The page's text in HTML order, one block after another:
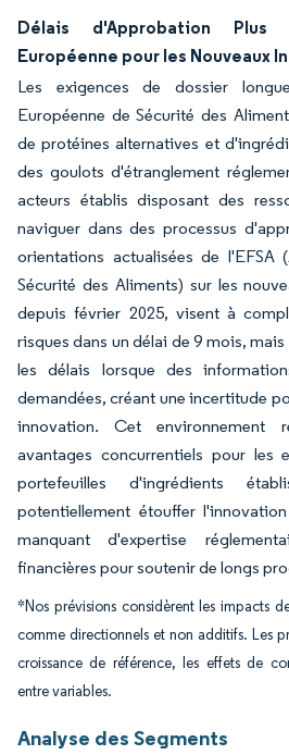
Délais d'Approbation
Européenne pour les Nouveaux
Les exigences de dossier
Européenne de Sécurité des
de protéines alternatives et
des goulots d'étranglement
acteurs établis disposant des
naviguer dans des processus
orientations actualisées de l'EFSA
Sécurité des Aliments) sur les
depuis février 2025, visent à
risques dans un délai de 9 mois,
les délais lorsque des
demandées, créant une incertitude
innovation. Cet environnement
avantages concurrentiels pour les
portefeuilles d'ingrédients
potentiellement étouffer
manquant d'expertise
financières pour soutenir de longs
*Nos prévisions considèrent les impacts
comme directionnels et non additifs. Les
croissance de référence, les effets de
entre variables.
Analyse des Segments